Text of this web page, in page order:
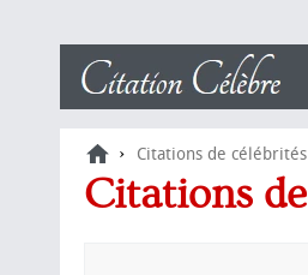
› Citations de célébrités
Citations de